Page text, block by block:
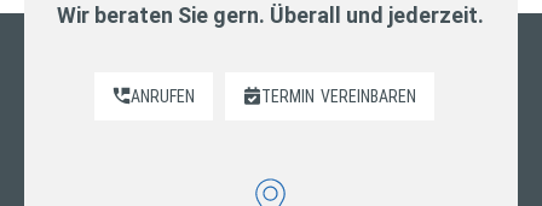
Wir beraten Sie gern. Überall und jederzeit.
ANRUFEN TERMIN VEREINBAREN